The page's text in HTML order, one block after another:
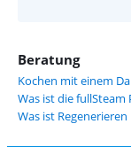
Beratung
Kochen mit einem
Was ist die fullSteam
Was ist